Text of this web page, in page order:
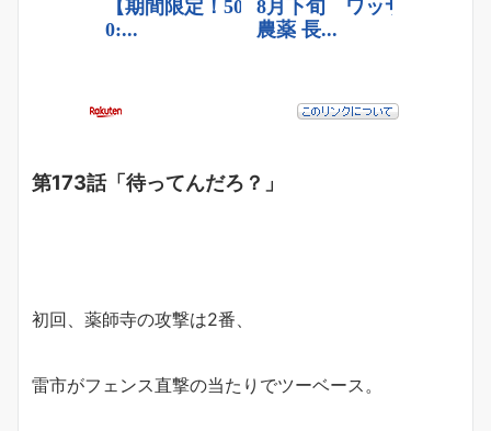
第173話「待ってんだろ？」
初回、薬師寺の攻撃は2番、
雷市がフェンス直撃の当たりでツーベース。